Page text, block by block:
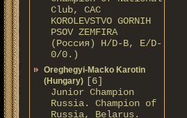
Club, САС
KOROLEVSTVO GORNIH
PSOV ZEMFIRA
(Россия) H/D-В, E/D-
0/0.)
Oreghegyi-Macko Karotin
(Hungary) [6]
Junior Champion
Russia. Champion of
Russia, Belarus.